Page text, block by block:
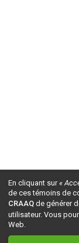
En cliquant sur«
de ces témoins de
CRAAQ de générer
utilisateur. Vous
Web.